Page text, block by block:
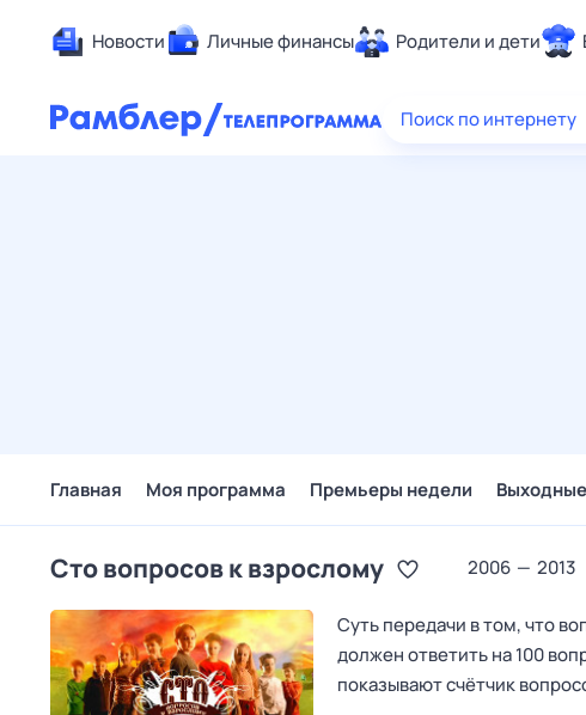
Новости Личные финансы Родители и дети
Здоровье
Поиск по интернету
Главная Моя программа Премьеры недели Выходные
Сто вопросов к взрослому 2006 — 2013
Суть передачи в том, что
должен ответить на 100
показывают счётчик